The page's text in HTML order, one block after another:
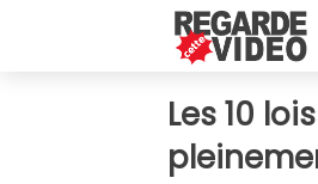
Les 10